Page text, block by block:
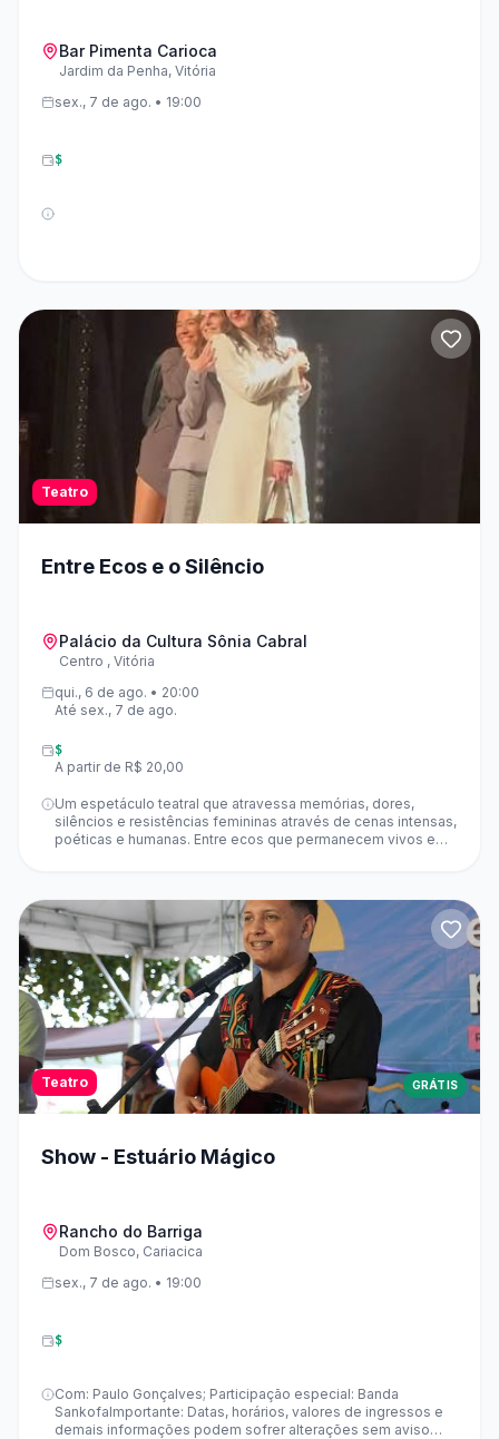
Bar Pimenta Carioca
Jardim da Penha, Vitória
sex., 7 de ago. • 19:00
$
Teatro
Entre Ecos e o Silêncio
Palácio da Cultura Sônia Cabral
Centro , Vitória
qui., 6 de ago. • 20:00
Até sex., 7 de ago.
$
A partir de R$ 20,00
Um espetáculo teatral que atravessa memórias, dores,
silêncios e resistências femininas através de cenas intensas,
poéticas e humanas. Entre ecos que permanecem vivos e
sensível e provocadora, trazendo à cena reflexões sobre
violência, invisibilidade, sobrevivência, identidade e força
feminina.
Teatro GRÁTIS
Show - Estuário Mágico
Rancho do Barriga
Dom Bosco, Cariacica
sex., 7 de ago. • 19:00
$
Com: Paulo Gonçalves; Participação especial: Banda
SankofaImportante: Datas, horários, valores de ingressos e
demais informações podem sofrer alterações sem aviso